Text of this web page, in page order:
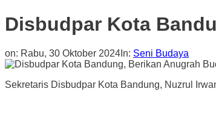
Disbudpar Kota
on: Rabu, 30 Oktober 2024 In: Seni Budaya
Sekretaris Disbudpar Kota Bandung, Nuzrul